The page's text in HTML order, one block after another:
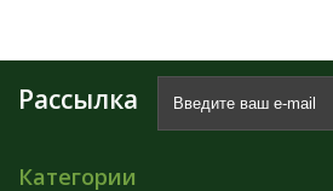
Рассылка
Категории